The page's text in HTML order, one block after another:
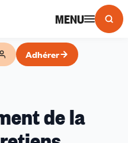
MENU
Adhérer
de la